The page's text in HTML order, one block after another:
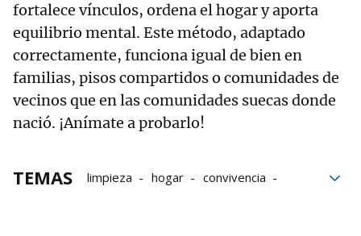
fortalece vínculos, ordena el hogar y aporta
equilibrio mental. Este método, adaptado
correctamente, funciona igual de bien en
familias, pisos compartidos o comunidades de
vecinos que en las comunidades suecas donde
nació. ¡Anímate a probarlo!
TEMAS limpieza hogar
convivencia